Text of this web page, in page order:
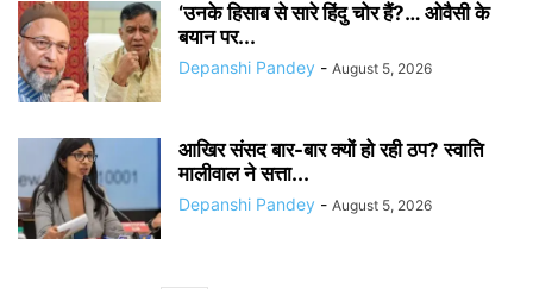
‘उनके हिसाब से सारे हिंदु चोर हैं?… ओवैसी के
बयान पर...
Depanshi Pandey - August 5, 2026
आखिर संसद बार-बार क्यों हो रही ठप? स्वाति
मालीवाल ने सत्ता...
Depanshi Pandey - August 5, 2026